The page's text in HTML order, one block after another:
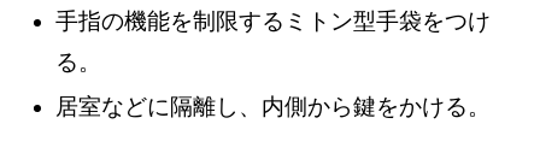
手指の機能を制限するミトン型手袋をつけ
る。
居室などに隔離し、内側から鍵をかける。